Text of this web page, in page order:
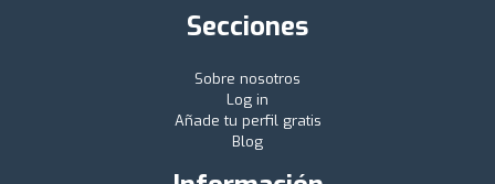
Secciones
Sobre nosotros
Log in
Añade tu perfil gratis
Blog